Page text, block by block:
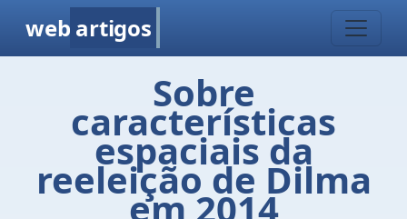
web artigos
Sobre
características
espaciais da
reeleição de Dilma
em 2014